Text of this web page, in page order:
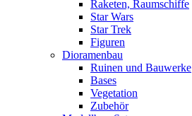
Raketen, Raumschiffe
Star Wars
Star Trek
Figuren
Dioramenbau
Ruinen und Bauwerke
Bases
Vegetation
Zubehör